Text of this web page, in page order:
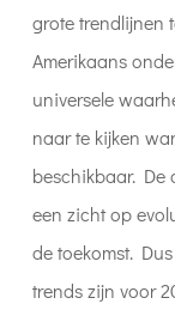
grote trendlijnen
Amerikaans
universele
naar te kijken
beschikbaar. De
een zicht op
de toekomst.
trends zijn voor